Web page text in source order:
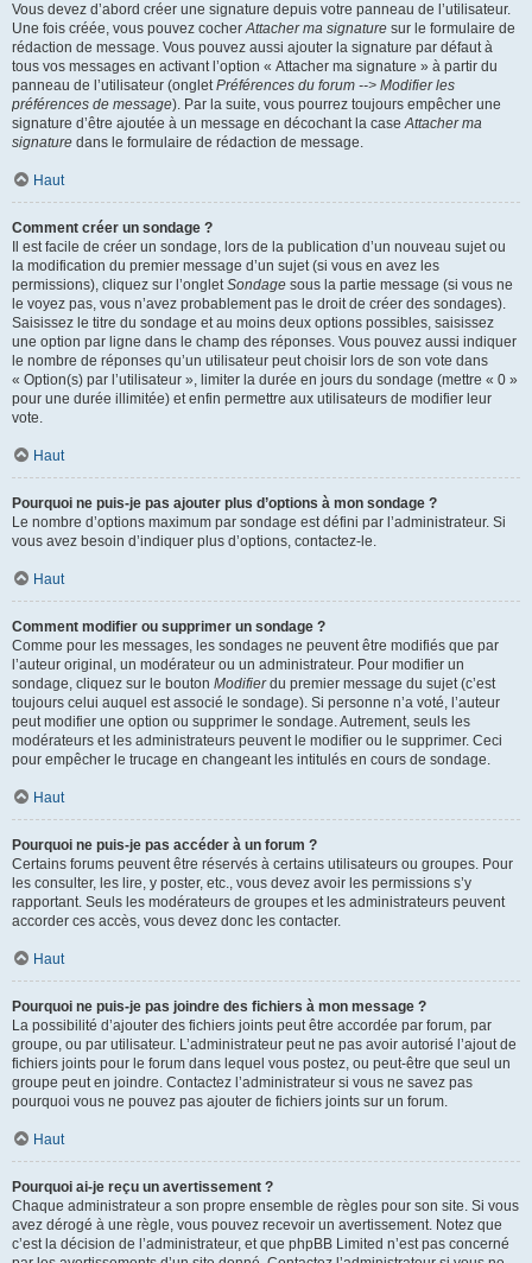
Vous devez d’abord créer une signature depuis votre panneau de l’utilisateur.
Une fois créée, vous pouvez cocherAttacher ma signature sur le formulaire de
rédaction de message. Vous pouvez aussi ajouter la signature par défaut à
tous vos messages en activant l’option « Attacher ma signature » à partir du
panneau de l’utilisateur (ongletPréférences du forum --> Modifier les
préférences de message). Par la suite, vous pourrez toujours empêcher une
signature d’être ajoutée à un message en décochant la caseAttacher ma
signature dans le formulaire de rédaction de message.
Haut
Comment créer un sondage ?
Il est facile de créer un sondage, lors de la publication d’un nouveau sujet ou
la modification du premier message d’un sujet (si vous en avez les
permissions), cliquez sur l’ongletSondage sous la partie message (si vous ne
le voyez pas, vous n’avez probablement pas le droit de créer des sondages).
Saisissez le titre du sondage et au moins deux options possibles, saisissez
une option par ligne dans le champ des réponses. Vous pouvez aussi indiquer
le nombre de réponses qu’un utilisateur peut choisir lors de son vote dans
« Option(s) par l’utilisateur », limiter la durée en jours du sondage (mettre « 0 »
pour une durée illimitée) et enfin permettre aux utilisateurs de modifier leur
vote.
Haut
Pourquoi ne puis-je pas ajouter plus d’options à mon sondage ?
Le nombre d’options maximum par sondage est défini par l’administrateur. Si
vous avez besoin d’indiquer plus d’options, contactez-le.
Haut
Comment modifier ou supprimer un sondage ?
Comme pour les messages, les sondages ne peuvent être modifiés que par
l’auteur original, un modérateur ou un administrateur. Pour modifier un
sondage, cliquez sur le bouton Modifierdu premier message du sujet (c’est
toujours celui auquel est associé le sondage). Si personne n’a voté, l’auteur
peut modifier une option ou supprimer le sondage. Autrement, seuls les
modérateurs et les administrateurs peuvent le modifier ou le supprimer. Ceci
pour empêcher le trucage en changeant les intitulés en cours de sondage.
Haut
Pourquoi ne puis-je pas accéder à un forum ?
Certains forums peuvent être réservés à certains utilisateurs ou groupes. Pour
les consulter, les lire, y poster, etc., vous devez avoir les permissions s’y
rapportant. Seuls les modérateurs de groupes et les administrateurs peuvent
accorder ces accès, vous devez donc les contacter.
Haut
Pourquoi ne puis-je pas joindre des fichiers à mon message ?
La possibilité d’ajouter des fichiers joints peut être accordée par forum, par
groupe, ou par utilisateur. L’administrateur peut ne pas avoir autorisé l’ajout de
fichiers joints pour le forum dans lequel vous postez, ou peut-être que seul un
groupe peut en joindre. Contactez l’administrateur si vous ne savez pas
pourquoi vous ne pouvez pas ajouter de fichiers joints sur un forum.
Haut
Pourquoi ai-je reçu un avertissement ?
Chaque administrateur a son propre ensemble de règles pour son site. Si vous
avez dérogé à une règle, vous pouvez recevoir un avertissement. Notez que
c’est la décision de l’administrateur, et que phpBB Limited n’est pas concerné